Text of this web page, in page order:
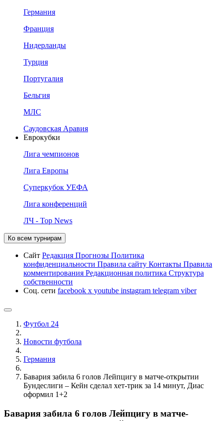
Германия
Франция
Нидерланды
Турция
Португалия
Бельгия
МЛС
Саудовская Аравия
Еврокубки
Лига чемпионов
Лига Европы
Суперкубок УЕФА
Лига конференций
ЛЧ - Top News
Ко всем турнирам
Сайт Редакция Прогнозы Политика
конфиденциальности Правила сайту Контакты Правила
комментирования Редакционная политика Структура
собственности
Соц. сети facebook x youtube instagram telegram viber
Футбол 24
Новости футбола
Германия
Бавария забила 6 голов Лейпцигу в матче-открытии
Бундеслиги – Кейн сделал хет-трик за 14 минут, Диас
оформил 1+2
Бавария забила 6 голов Лейпцигу в матче-